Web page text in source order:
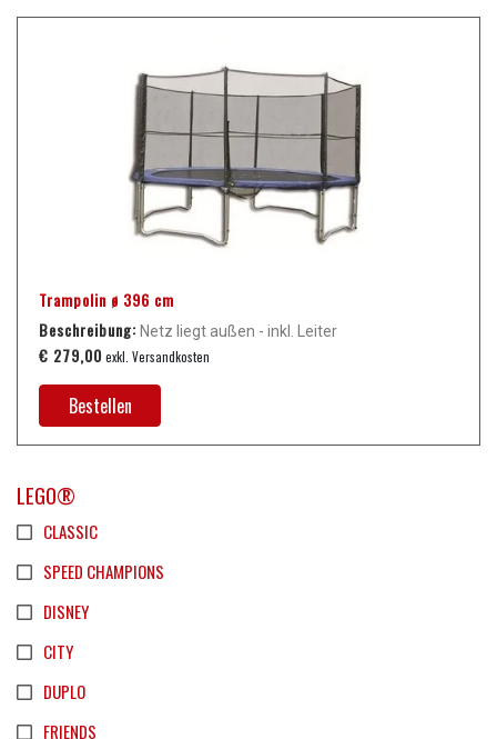
LEGO®
CLASSIC
SPEED CHAMPIONS
DISNEY
CITY
DUPLO
FRIENDS
Trampolin ø 396 cm
Beschreibung: Netz liegt außen - inkl. Leiter
€ 279,00 exkl. Versandkosten
Bestellen